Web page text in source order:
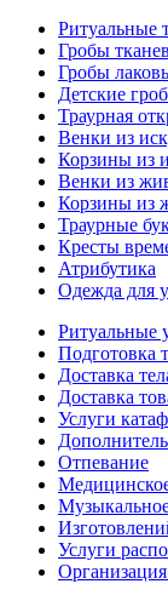
Ритуальные
Гробы
Гробы
Детские
Траурная
Венки из
Корзины из
Венки из
Корзины из
Траурные
Кресты
Атрибутика
Одежда для
Ритуальные
Подготовка
Доставка
Доставка
Услуги
Отпевание
Услуги